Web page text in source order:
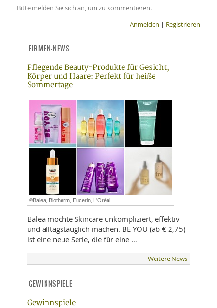
Bitte melden Sie sich an, um zu kommentieren.
Anmelden | Registrieren
FIRMEN-NEWS
Pflegende Beauty-Produkte für Gesicht,
Körper und Haare: Perfekt für heiße
Sommertage
©Balea, Biotherm, Eucerin, L'Oréal …
Balea möchte Skincare unkompliziert, effektiv
und alltagstauglich machen. BE YOU (ab € 2,75)
ist eine neue Serie, die für eine …
Weitere News
GEWINNSPIELE
Gewinnspiele